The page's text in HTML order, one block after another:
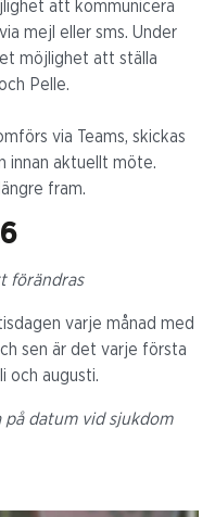
att kommunicera
mejl eller sms. Under
möjlighet att ställa
Pelle.
via Teams, skickas
innan aktuellt möte.
fram.
förändras
varje månad med
sen är det varje första
och augusti.
datum vid sjukdom